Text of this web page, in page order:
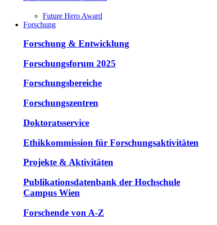
Future Hero Award
Forschung
Forschung & Entwicklung
Forschungsforum 2025
Forschungsbereiche
Forschungszentren
Doktoratsservice
Ethikkommission für Forschungsaktivitäten
Projekte & Aktivitäten
Publikationsdatenbank der Hochschule
Campus Wien
Forschende von A-Z